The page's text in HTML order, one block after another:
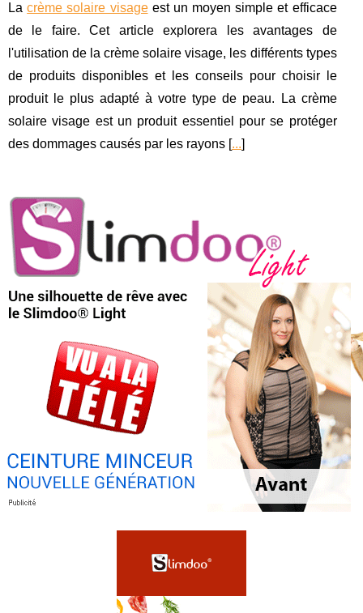
Lacrème solaire visageest un moyen simple et efficace
de le faire. Cet article explorera les avantages de
l'utilisation de la crème solaire visage, les différents types
de produits disponibles et les conseils pour choisir le
produit le plus adapté à votre type de peau. La crème
solaire visage est un produit essentiel pour se protéger
des dommages causés par les rayons [...]